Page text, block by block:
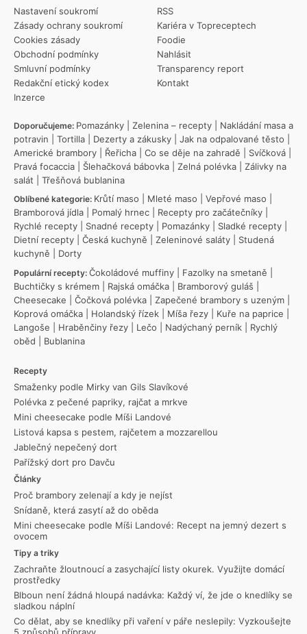
Nastavení soukromí
Zásady ochrany soukromí
Cookies zásady
Obchodní podmínky
Smluvní podmínky
Redakční etický kodex
Inzerce
RSS
Kariéra v Topreceptech
Foodie
Nahlásit
Transparency report
Kontakt
Doporučujeme: Pomazánky Zelenina – recepty
Nakládání masa a
potravin
Tortilla Dezerty a zákusky Jak na odpalované těsto
Americké brambory
Řeřicha Co se děje na zahradě Svíčková
Pravá focaccia
Šlehačková bábovka Zelná polévka
Zálivky na
salát
Třešňová bublanina
Oblíbené kategorie: Krůtí maso Mleté maso Vepřové maso
Bramborová jídla
Pomalý hrnec Recepty pro začátečníky
Rychlé recepty
Snadné recepty Pomazánky Sladké recepty
Dietní recepty
Česká kuchyně Zeleninové saláty
Studená
kuchyně
Dorty
Populární recepty: Čokoládové muffiny Fazolky na smetaně
Buchtičky s krémem
Rajská omáčka Bramborový guláš
Cheesecake
Čočková polévka Zapečené brambory s uzeným
Koprová omáčka
Holandský řízek Míša řezy Kuře na paprice
Langoše
Hraběnčiny řezy Lečo Nadýchaný perník
Rychlý
oběd
Bublanina
Recepty
Smaženky podle Mirky van Gils Slavíkové
Polévka z pečené papriky, rajčat a mrkve
Mini cheesecake podle Míši Landové
Listová kapsa s pestem, rajčetem a mozzarellou
Jablečný nepečený dort
Pařížský dort pro Davču
Články
Proč brambory zelenají a kdy je nejíst
Snídaně, která zasytí až do oběda
Mini cheesecake podle Míši Landové: Recept na jemný dezert s
ovocem
Tipy a triky
Zachraňte žloutnoucí a zasychající listy okurek. Využijte domácí
prostředky
Blboun není žádná hloupá nadávka: Každý ví, že jde o knedlíky se
sladkou náplní
Co dělat, aby se knedlíky při vaření v páře neslepily: Vyzkoušejte
5 způsobů přípravy